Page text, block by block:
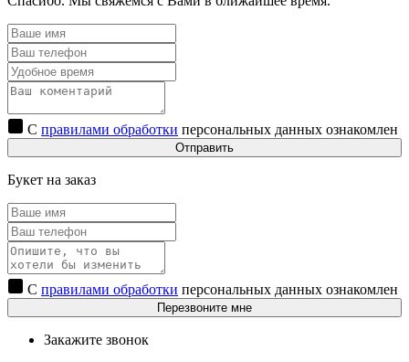
С правилами обработки персональных данных ознакомлен
Отправить
Букет на заказ
С правилами обработки персональных данных ознакомлен
Перезвоните мне
Закажите звонок